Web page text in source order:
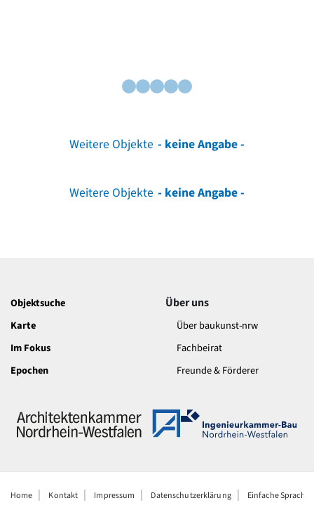
Weitere Objekte - keine Angabe -
Weitere Objekte - keine Angabe -
Objektsuche
Karte
Im Fokus
Epochen
Über uns
Über baukunst-nrw
Fachbeirat
Freunde & Förderer
Home Kontakt Impressum Datenschutzerklärung Einfache Sprache